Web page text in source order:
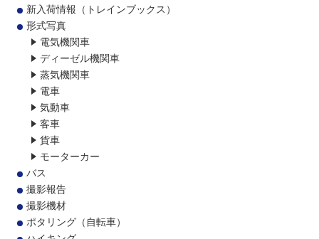
新入荷情報（トレインブックス）
形式写真
電気機関車
ディーゼル機関車
蒸気機関車
電車
気動車
客車
貨車
モーターカー
バス
撮影報告
撮影機材
ポタリング（自転車）